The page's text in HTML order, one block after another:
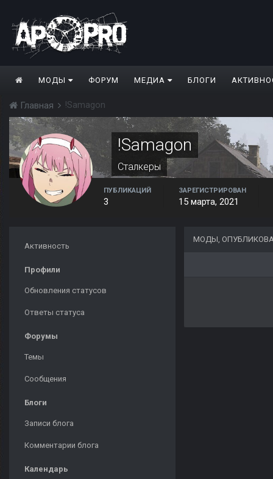
МОДЫ ФОРУМ МЕДИА БЛОГИ
Главная !Samagon
!Samagon
Сталкеры
ПУБЛИКАЦИЙ
3
ЗАРЕГИСТРИРОВАН
15 марта, 2021
Активность
Профили
Обновления статусов
Ответы статуса
Форумы
Темы
Сообщения
Блоги
Записи блога
Комментарии блога
Календарь
МОДЫ,